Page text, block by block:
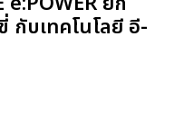
กับเทคโนโลยี อี-